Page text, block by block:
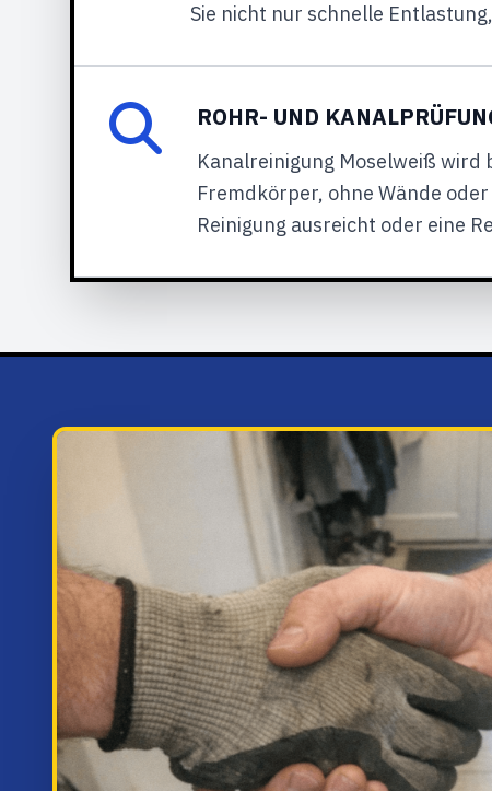
Sie nicht nur schnelle
ROHR- UND
Kanalreinigung Moselweiß wird
Fremdkörper, ohne Wände
Reinigung ausreicht oder eine